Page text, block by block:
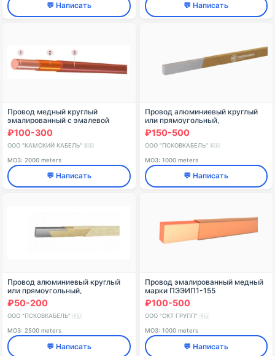
💬 Написать 💬 Написать
Провод медный круглый
эмалированный с эмалевой
изоляцией на основе
полиэфиримидов, с
дополнительным клеящим
₽100-300
ООО "КАМСКИЙ КАБЕЛЬ" 🇷🇺
МОЗ: 2000 meters
💬 Написать
Провод алюминиевый круглый
или прямоугольный,
изолированный двумя слоями
обмотки из стеклянных нитей с
подклейкой и пропиткой гл
₽150-500
ООО "ПСКОВКАБЕЛЬ" 🇷🇺
МОЗ: 1000 meters
💬 Написать
Провод алюминиевый круглый
или прямоугольный,
изолированный лентами
кабельной и/или телефонной
бумаги, марки АПБ
₽50-200
ООО "ПСКОВКАБЕЛЬ" 🇷🇺
МОЗ: 2500 meters
💬 Написать
Провод эмалированный медный
марки ПЭЭИП1-155
прямоугольный на
полиэфиримидной основе с
температурным индексом 155
₽100-500
ООО "СКТ ГРУПП" 🇷🇺
МОЗ: 1000 meters
💬 Написать